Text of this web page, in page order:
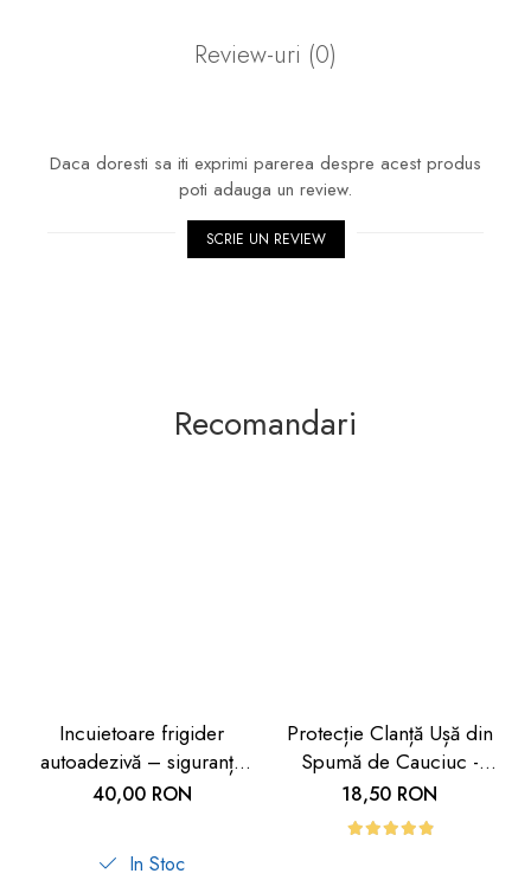
Review-uri (0)
Daca doresti sa iti exprimi parerea despre acest produs
poti adauga un review.
SCRIE UN REVIEW
Recomandari
Incuietoare frigider
autoadezivă – siguranță
copii 2 buc
40,00 RON
In Stoc
Protecție Clanță Ușă din
Spumă de Cauciuc -
Siguranță pentru Copii |
Car Boy Safety
18,50 RON